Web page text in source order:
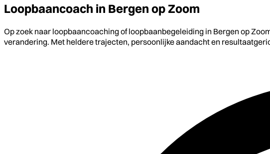
Loopbaancoach in Bergen op Zoom
Op zoek naar loopbaancoaching of loopbaanbegeleiding in Bergen op
verandering. Met heldere trajecten, persoonlijke aandacht en